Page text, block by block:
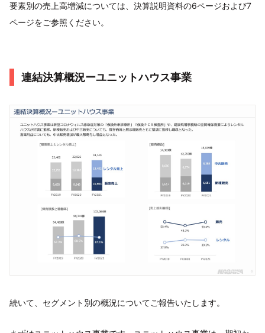
要素別の売上高増減については、決算説明資料の6ページおよび7
ページをご参照ください。
連結決算概況ーユニットハウス事業
続いて、セグメント別の概況についてご報告いたします。